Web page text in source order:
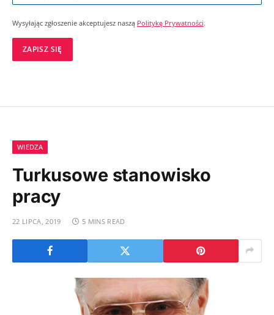
Wysyłając zgłoszenie akceptujesz naszą Politykę Prywatności.
WIEDZA
Turkusowe stanowisko
pracy
22 LIPCA, 2019 5 MINS READ